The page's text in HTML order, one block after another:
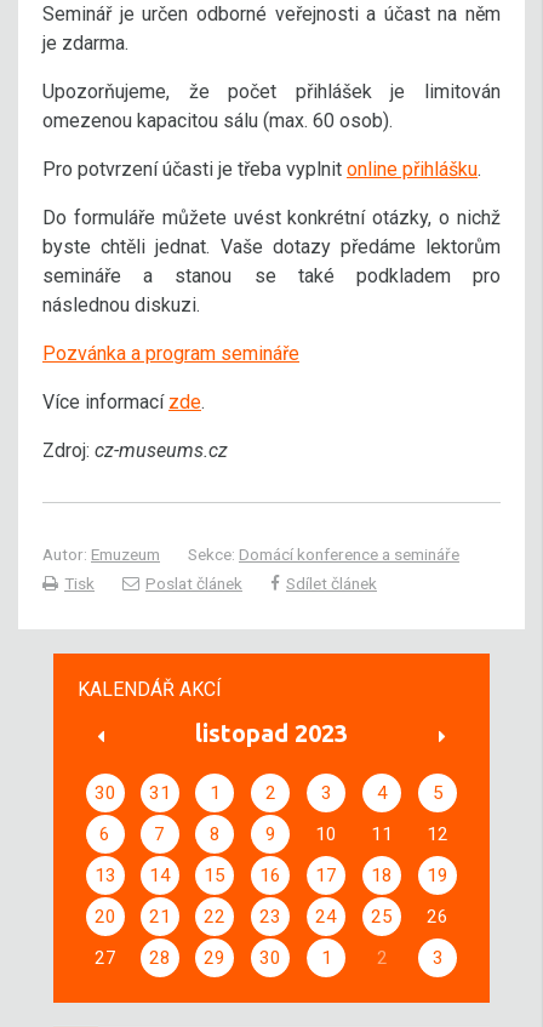
Seminář je určen odborné veřejnosti a účast na něm
je zdarma.
Upozorňujeme, že počet přihlášek je limitován
omezenou kapacitou sálu (max. 60 osob).
Pro potvrzení účasti je třeba vyplnit online přihlášku.
Do formuláře můžete uvést konkrétní otázky, o nichž
byste chtěli jednat. Vaše dotazy předáme lektorům
semináře a stanou se také podkladem pro
následnou diskuzi.
Pozvánka a program semináře
Více informací zde.
Zdroj: cz-museums.cz
Autor: Emuzeum Sekce: Domácí konference a semináře
Tisk
Poslat článek Sdílet článek
KALENDÁŘ AKCÍ
listopad 2023
30 31 1 2 3 4
5
6
7 8 9 10 11
12
13
14 15 16 17 18
19
20
21 22 23 24 25
26
27
28 29 30 1 2 3